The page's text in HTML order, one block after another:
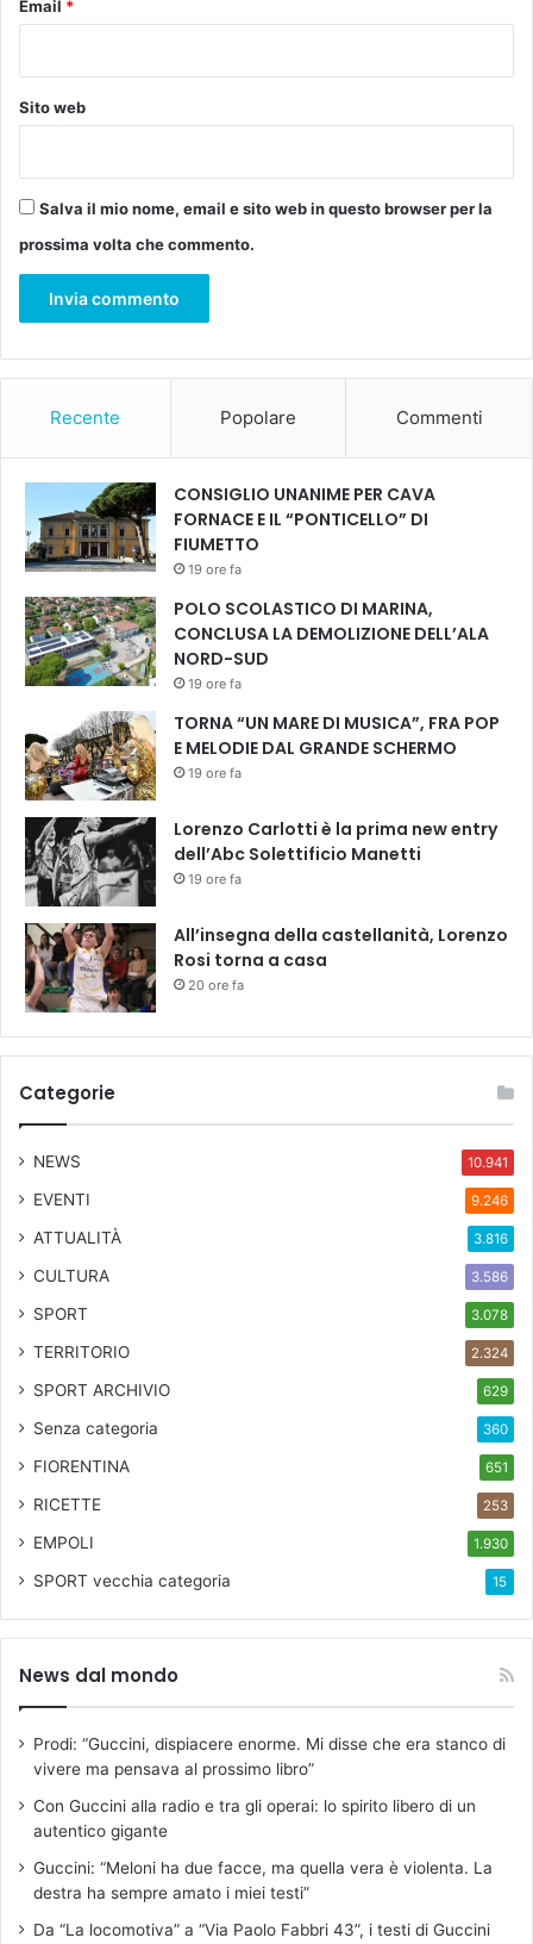
p
r
t
o
l
C
n
t
o
e
s
o
d
a
u
n
e
d
s
a
b
o
n
a
o
n
f
n
t
Email *
Sito web
Salva il mio nome, email e sito web in questo browser per la
prossima volta che commento.
Recente Popolare Commenti
CONSIGLIO UNANIME PER CAVA
FORNACE E IL “PONTICELLO” DI
FIUMETTO
19 ore fa
POLO SCOLASTICO DI MARINA,
CONCLUSA LA DEMOLIZIONE DELL’ALA
NORD-SUD
19 ore fa
TORNA “UN MARE DI MUSICA”, FRA POP
E MELODIE DAL GRANDE SCHERMO
19 ore fa
Lorenzo Carlotti è la prima new entry
dell’Abc Solettificio Manetti
19 ore fa
All’insegna della castellanità, Lorenzo
Rosi torna a casa
20 ore fa
Categorie
NEWS 10.941
EVENTI 9.246
ATTUALITÀ 3.816
CULTURA 3.586
SPORT 3.078
TERRITORIO 2.324
SPORT ARCHIVIO 629
Senza categoria 360
FIORENTINA 651
RICETTE 253
EMPOLI 1.930
SPORT vecchia categoria 15
News dal mondo
Prodi: “Guccini, dispiacere enorme. Mi disse che era stanco di
vivere ma pensava al prossimo libro”
Con Guccini alla radio e tra gli operai: lo spirito libero di un
autentico gigante
Guccini: “Meloni ha due facce, ma quella vera è violenta. La
destra ha sempre amato i miei testi”
Da “La locomotiva” a “Via Paolo Fabbri 43”, i testi di Guccini